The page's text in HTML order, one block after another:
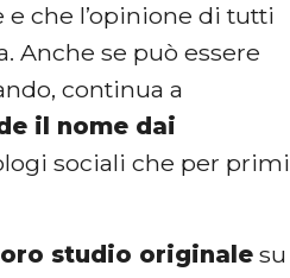
che l’opinione di tutti
Anche se può essere
continua a
il nome dai
sociali che per primi
studio originale su